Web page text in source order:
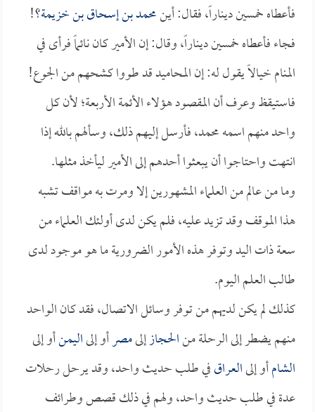
فأعطاه خمسين ديناراً، فقال: أينمحمد بن إسحاق بن خزيمة؟!
فجاء فأعطاه خمسين ديناراً، وقال: إن الأمير كان نائماً فرأى في
المنام خيالاً يقول له: إن المحاميد قد طووا كشحهم من الجوع!
فاستيقظ وعرف أن المقصود هؤلاء الأئمة الأربعة؛ لأن كل
واحد منهم اسمه محمد، فأرسل إليهم ذلك، وسألهم بالله إذا
انتهت واحتاجوا أن يبعثوا أحدهم إلى الأمير ليأخذ مثلها.
وما من عالم من العلماء المشهورين إلا ومرت به مواقف تشبه
هذا الموقف وقد تزيد عليه، فلم يكن لدى أولئك العلماء من
سعة ذات اليد وتوفر هذه الأمور الضرورية ما هو موجود لدى
طالب العلم اليوم.
كذلك لم يكن لديهم من توفر وسائل الاتصال، فقد كان الواحد
منهم يضطر إلى الرحلة منالحجازإلىمصرأو إلىاليمنأو إلى
الشامأو إلىالعراقفي طلب حديث واحد، وقد يرحل رحلات
عدة في طلب حديث واحد، ولهم في ذلك قصص وطرائف